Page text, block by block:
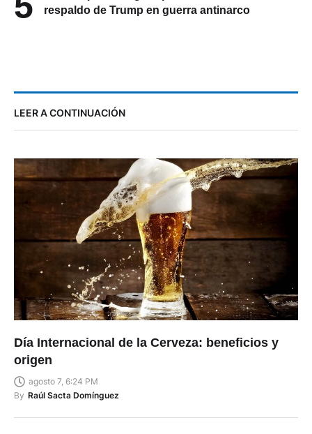
5
De la Espriella llega al poder de Colombia con
LEER A CONTINUACIÓN
Día Internacional de la Cerveza: beneficios y
origen
agosto 7, 6:24 PM